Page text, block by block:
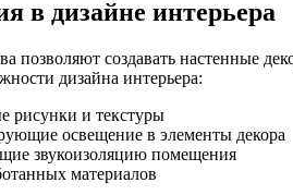
в дизайне интерьера
позволяют создавать настенные
дизайна интерьера:
рисунки и текстуры
освещение в элементы декора
звукоизоляцию помещения
материалов